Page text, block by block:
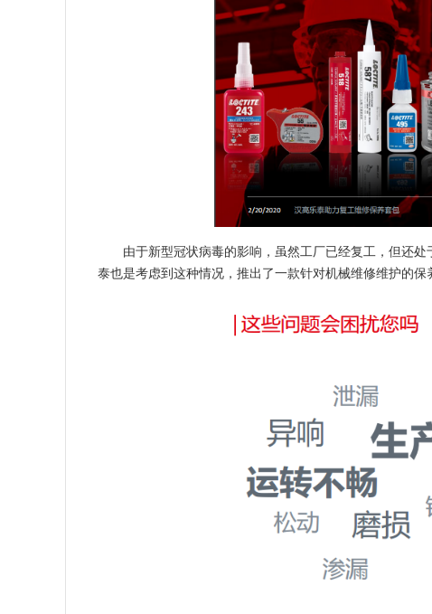
由于新型冠状病毒的影响，虽然工厂已经复工，但还
泰也是考虑到这种情况，推出了一款针对机械维修维护的保